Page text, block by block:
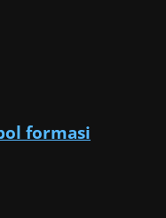
formasi